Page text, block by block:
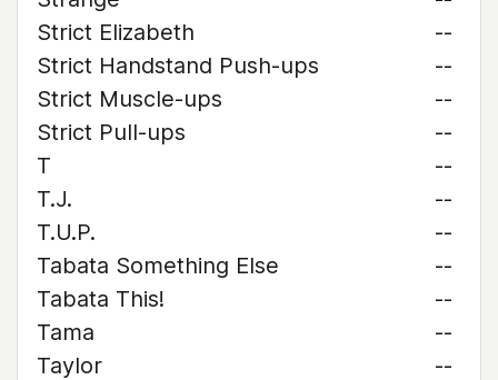
Strict Elizabeth
--
Strict Handstand Push-ups
--
Strict Muscle-ups
--
Strict Pull-ups
--
T
--
T.J.
--
T.U.P.
--
Tabata Something Else
--
Tabata This!
--
Tama
--
Taylor
--